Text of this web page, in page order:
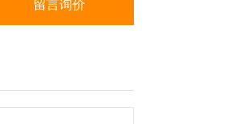
留言询价